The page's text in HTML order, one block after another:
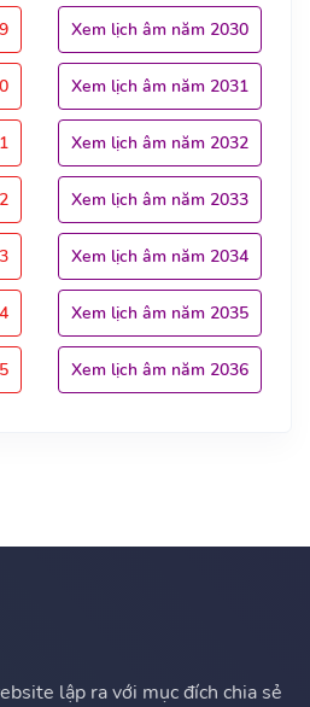
Xem lịch âm năm 2030
Xem lịch âm năm 2031
Xem lịch âm năm 2032
Xem lịch âm năm 2033
Xem lịch âm năm 2034
Xem lịch âm năm 2035
Xem lịch âm năm 2036
lập ra với mục đích chia sẻ